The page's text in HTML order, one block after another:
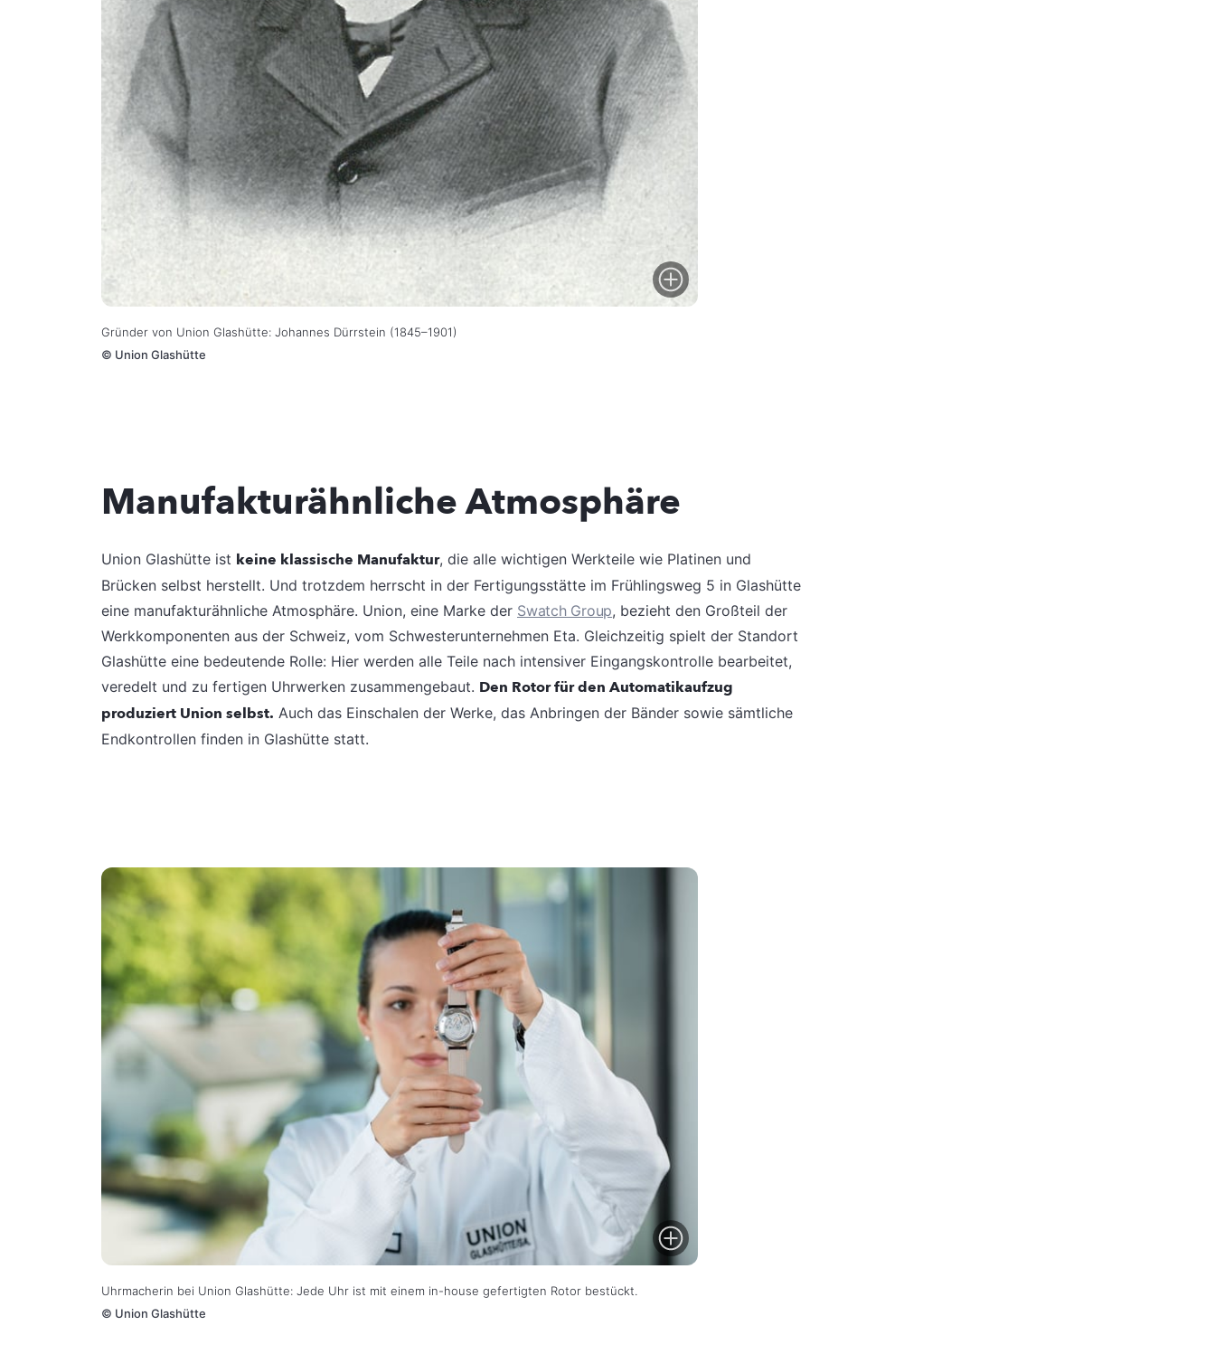
Gründer von Union Glashütte: Johannes Dürrstein (1845–1901)
© Union Glashütte
Manufakturähnliche Atmosphäre
Union Glashütte ist keine klassische Manufaktur, die alle wichtigen Werkteile wie Platinen und
Brücken selbst herstellt. Und trotzdem herrscht in der Fertigungsstätte im Frühlingsweg 5 in Glashütte
eine manufakturähnliche Atmosphäre. Union, eine Marke der Swatch Group, bezieht den Großteil der
Werkkomponenten aus der Schweiz, vom Schwesterunternehmen Eta. Gleichzeitig spielt der Standort
Glashütte eine bedeutende Rolle: Hier werden alle Teile nach intensiver Eingangskontrolle bearbeitet,
veredelt und zu fertigen Uhrwerken zusammengebaut. Den Rotor für den Automatikaufzug
produziert Union selbst. Auch das Einschalen der Werke, das Anbringen der Bänder sowie sämtliche
Endkontrollen finden in Glashütte statt.
Uhrmacherin bei Union Glashütte: Jede Uhr ist mit einem in-house gefertigten Rotor bestückt.
© Union Glashütte